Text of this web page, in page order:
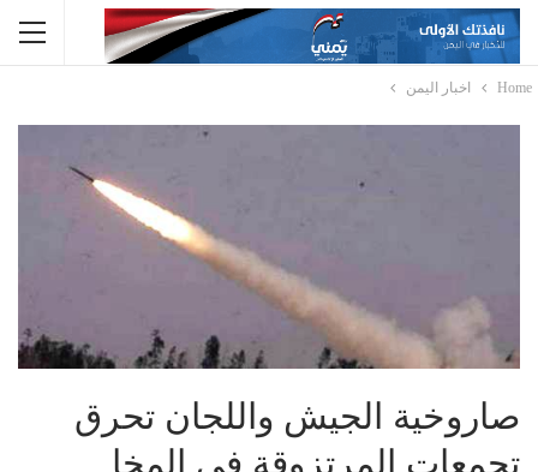
Home اخبار اليمن
صاروخية الجيش واللجان تحرق
تجمعات المرتزوقة في المخا